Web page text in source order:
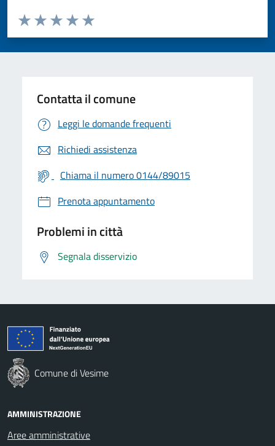
Valuta da 1 a 5 stelle la pagina
Valuta 5 stelle su 5
Valuta 4 stelle su 5
Valuta 3 stelle su 5
Valuta 2 stelle su 5
Valuta 1 stelle su 5
Contatta il comune
Leggi le domande frequenti
Richiedi assistenza
Chiama il numero 0144/89015
Prenota appuntamento
Problemi in città
Segnala disservizio
Comune di Vesime
AMMINISTRAZIONE
Aree amministrative